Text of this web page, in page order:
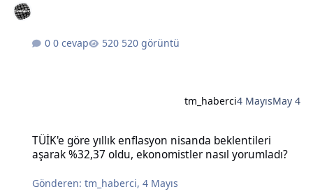
0 cevap 520 görüntü
tm_haberci4 MayısMay 4
TÜİK'e göre yıllık enflasyon nisanda beklentileri
aşarak %32,37 oldu, ekonomistler nasıl yorumladı?
Gönderen:tm_haberci,4 Mayıs